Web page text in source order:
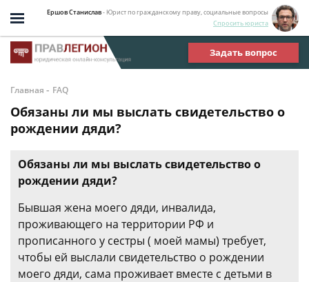
Ершов Станислав- Юрист по гражданскому праву, социальные вопросы
Спросить юриста
Задать вопрос
Главная - FAQ
Обязаны ли мы выслать свидетельство о
рождении дяди?
Обязаны ли мы выслать свидетельство о
рождении дяди?
Бывшая жена моего дяди, инвалида,
проживающего на территории РФ и
прописанного у сестры ( моей мамы) требует,
чтобы ей выслали свидетельство о рождении
моего дяди, сама проживает вместе с детьми в